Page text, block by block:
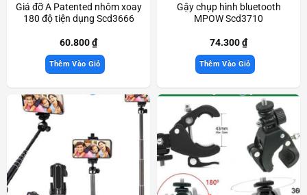
Giá đỡ A Patented nhôm xoay
180 độ tiện dụng Scd3666
60.800₫
Thêm Vào Giỏ
Gậy chụp hình bluetooth
MPOW Scd3710
74.300₫
Thêm Vào Giỏ